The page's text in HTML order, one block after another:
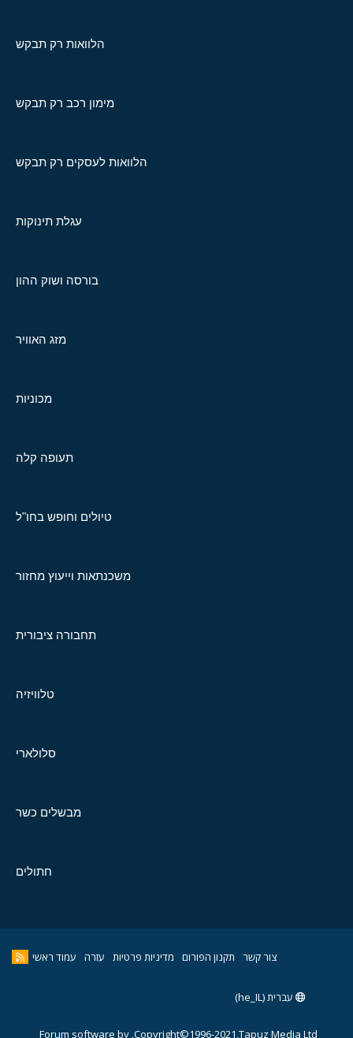
הלוואות רק תבקש
מימון רכב רק תבקש
הלוואות לעסקים רק תבקש
עגלת תינוקות
בורסה ושוק ההון
מזג האוויר
מכוניות
תעופה קלה
טיולים וחופש בחו"ל
משכנתאות וייעוץ מחזור
תחבורה ציבורית
טלוויזיה
סלולארי
מבשלים כשר
חתולים
צור קשר תקנון הפורום מדיניות פרטיות עזרה עמוד ראשי
עברית (he_IL)
Copyright©1996-2021,Tapuz Media Ltd.
Forum software by